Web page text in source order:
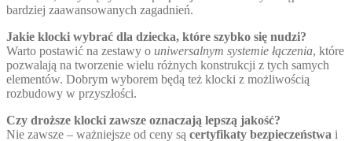
bardziej zaawansowanych zagadnień.
Jakie klocki wybrać dla dziecka, które szybko się nudzi?
Warto postawić na zestawy o uniwersalnym systemie łączenia, które
pozwalają na tworzenie wielu różnych konstrukcji z tych samych
elementów. Dobrym wyborem będą też klocki z możliwością
rozbudowy w przyszłości.
Czy droższe klocki zawsze oznaczają lepszą jakość?
Nie zawsze – ważniejsze od ceny są certyfikaty bezpieczeństwa i